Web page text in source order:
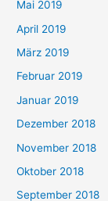
Mai 2019
April 2019
März 2019
Februar 2019
Januar 2019
Dezember 2018
November 2018
Oktober 2018
September 2018